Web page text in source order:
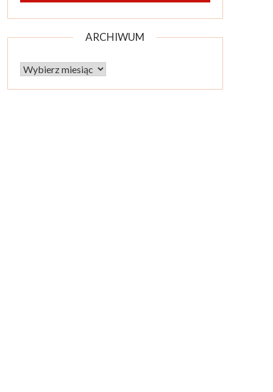
ARCHIWUM
Archiwum